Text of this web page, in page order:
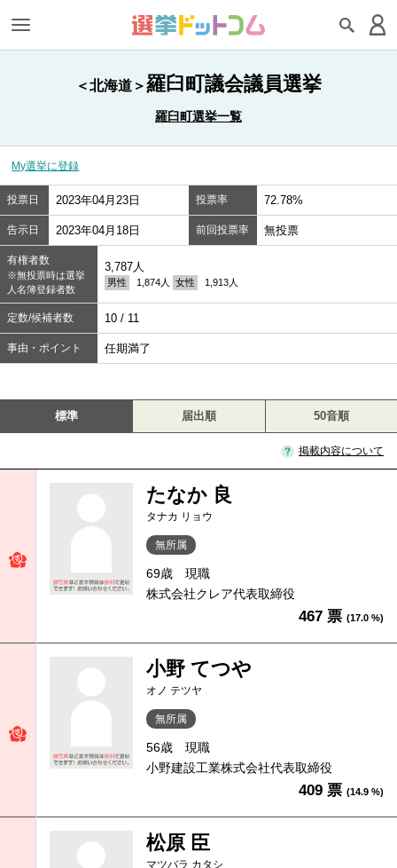
＜北海道＞羅臼町議会議員選挙
羅臼町選挙一覧
My選挙に登録
投票日 2023年04月23日 投票率 72.78%
告示日 2023年04月18日 前回投票率 無投票
有権者数
※無投票時は選挙
人名簿登録者数
3,787人
男性 1,874人 女性 1,913人
定数/候補者数 10 / 11
事由・ポイント 任期満了
標準 届出順 50音順
掲載内容について
たなか 良
タナカ リョウ
無所属
69歳
現職
株式会社クレア代表取締役
467 票 (17.0 %)
小野 てつや
オノ テツヤ
無所属
56歳
現職
小野建設工業株式会社代表取締役
409 票 (14.9 %)
松原 臣
マツバラ カタシ